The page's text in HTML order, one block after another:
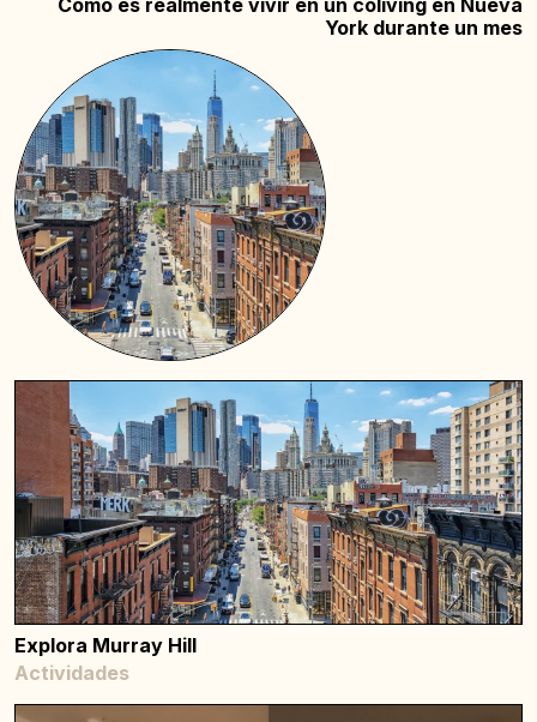
Cómo es realmente vivir en un coliving en Nueva
York durante un mes
Explora Murray Hill
Actividades